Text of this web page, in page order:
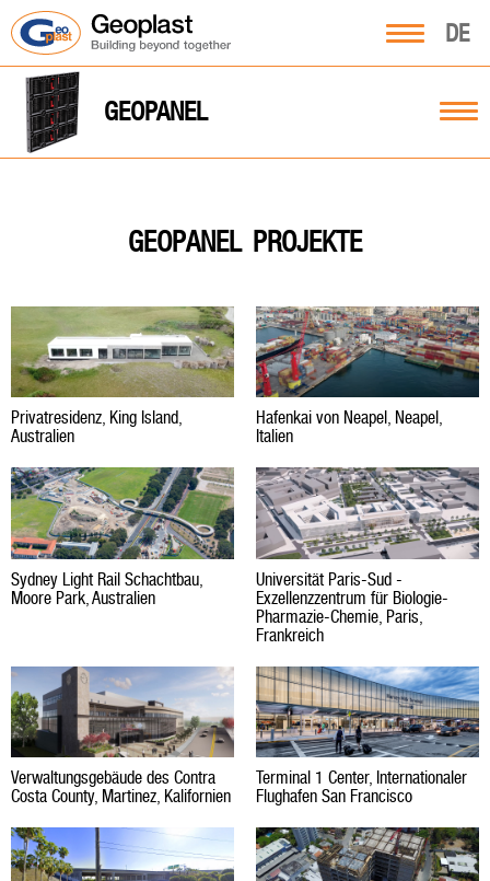
DE
GEOPANEL
GEOPANEL PROJEKTE
Privatresidenz, King Island,
Australien
Hafenkai von Neapel, Neapel,
Italien
Sydney Light Rail Schachtbau,
Moore Park, Australien
Universität Paris-Sud -
Exzellenzzentrum für Biologie-
Pharmazie-Chemie, Paris,
Frankreich
Verwaltungsgebäude des Contra
Costa County, Martinez, Kalifornien
Terminal 1 Center, Internationaler
Flughafen San Francisco